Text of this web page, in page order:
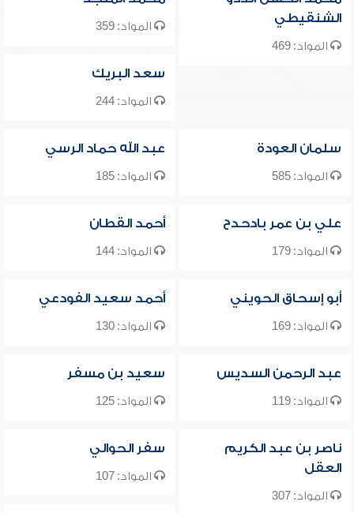
الشنقيطي
المواد: 469
المواد: 359
سعد البريك
المواد: 244
سلمان العودة
المواد: 585
عبد الله حماد الرسي
المواد: 185
علي بن عمر بادحدح
المواد: 179
أحمد القطان
المواد: 144
أبو إسحاق الحويني
المواد: 169
أحمد سعيد الفودعي
المواد: 130
عبد الرحمن السديس
المواد: 119
سعيد بن مسفر
المواد: 125
ناصر بن عبد الكريم
العقل
المواد: 307
سفر الحوالي
المواد: 107